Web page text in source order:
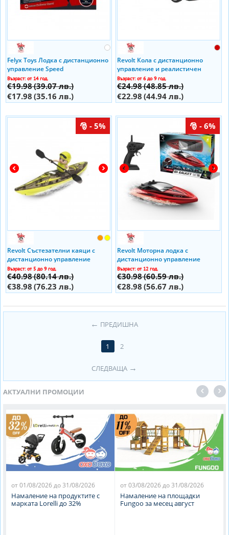
Felyx Toys Лодка с дистанционно
управление Speed
Възраст: от 14 год.
€19.98(39.07 лв.)
€17.98 (35.16 лв.)
Revolt Кола с дистанционно
управление и реалистичен
пушек Vapor
Възраст: от 6 до 9 год.
€24.98(48.85 лв.)
€22.98 (44.94 лв.)
- 5%
Revolt Състезателни каяци с
дистанционно управление
Rapids Raiders
Възраст: от 5 до 9 год.
€40.98(80.14 лв.)
€38.98 (76.23 лв.)
- 6%
Revolt Моторна лодка с
дистанционно управление
Galaxy Q5
Възраст: от 12 год.
€30.98(60.59 лв.)
€28.98 (56.67 лв.)
ПРЕДИШНА
1 2
СЛЕДВАЩА
АКТУАЛНИ ПРОМОЦИИ
от 01/08/2026 до 31/08/2026
Намаление на продуктите с
марката Lorelli до 32%
от 03/08/2026 до 31/08/2026
Намаление на площадки
Fungoo за месец август